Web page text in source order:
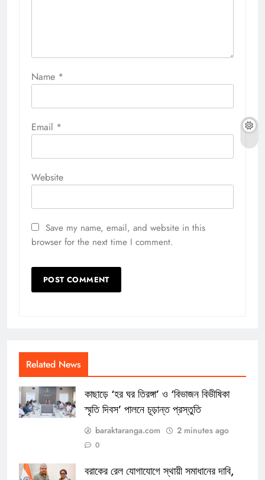
Name *
Email *
Website
Save my name, email, and website in this
browser for the next time I comment.
Related News
কাছাড়ে ‘হর ঘর তিরঙ্গা’ ও ‘বিভাজন বিভীষিকা
স্মৃতি দিবস’ পালনে চূড়ান্ত প্রস্তুতি
baraktaranga.com 2 minutes ago
0
বরাকের রেল যোগাযোগে স্থায়ী সমাধানের দাবি,